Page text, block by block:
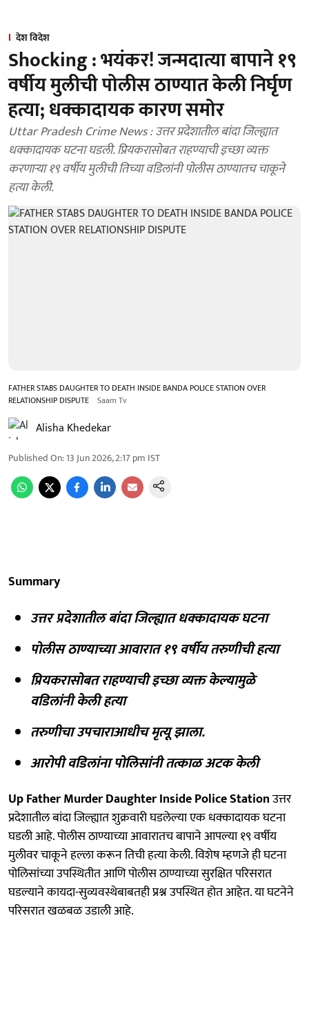
देश विदेश
Shocking : भयंकर! जन्मदात्या बापाने १९
वर्षीय मुलीची पोलीस ठाण्यात केली निर्घृण
हत्या; धक्कादायक कारण समोर
Uttar Pradesh Crime News : उत्तर प्रदेशातील बांदा जिल्ह्यात
धक्कादायक घटना घडली. प्रियकरासोबत राहण्याची इच्छा व्यक्त
करणाऱ्या १९ वर्षीय मुलीची तिच्या वडिलांनी पोलीस ठाण्यातच चाकूने
हत्या केली.
FATHER STABS DAUGHTER TO DEATH INSIDE BANDA POLICE STATION OVER
RELATIONSHIP DISPUTE Saam Tv
Alisha Khedekar
Published On:13 Jun 2026, 2:17 pm IST
Summary
उत्तर प्रदेशातील बांदा जिल्ह्यात धक्कादायक घटना
पोलीस ठाण्याच्या आवारात १९ वर्षीय तरुणीची हत्या
प्रियकरासोबत राहण्याची इच्छा व्यक्त केल्यामुळे
वडिलांनी केली हत्या
तरुणीचा उपचाराआधीच मृत्यू झाला.
आरोपी वडिलांना पोलिसांनी तत्काळ अटक केली
Up Father Murder Daughter Inside Police Stationउत्तर
प्रदेशातील बांदा जिल्ह्यात शुक्रवारी घडलेल्या एक धक्कादायक घटना
घडली आहे. पोलीस ठाण्याच्या आवारातच बापाने आपल्या १९ वर्षीय
मुलीवर चाकूने हल्ला करून तिची हत्या केली. विशेष म्हणजे ही घटना
पोलिसांच्या उपस्थितीत आणि पोलीस ठाण्याच्या सुरक्षित परिसरात
घडल्याने कायदा-सुव्यवस्थेबाबतही प्रश्न उपस्थित होत आहेत. या घटनेने
परिसरात खळबळ उडाली आहे.